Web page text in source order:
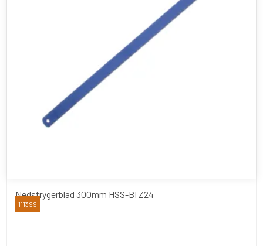
Nedstrygerblad 300mm HSS-BI Z24
Junior
111399